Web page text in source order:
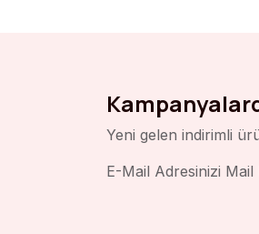
Yeni gelen indirimli
E-Mail Adresinizi Mail